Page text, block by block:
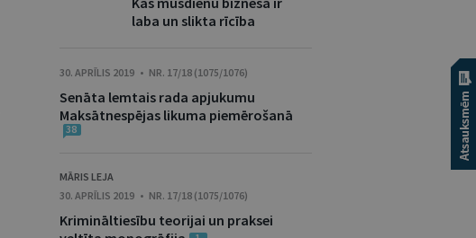
laba un slikta rīcība
30. APRĪLIS 2019 • NR. 17/18 (1075/1076)
Senāta lemtais rada apjukumu
Maksātnespējas likuma piemērošanā
38
MĀRIS LEJA
30. APRĪLIS 2019 • NR. 17/18 (1075/1076)
Krimināltiesību teorijai un praksei